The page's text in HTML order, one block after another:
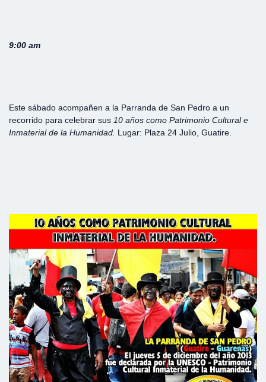
9:00 am
Este sábado acompañen a la Parranda de San Pedro a un
recorrido para celebrar sus 10 años como Patrimonio Cultural e
Inmaterial de la Humanidad. Lugar: Plaza 24 Julio, Guatire.